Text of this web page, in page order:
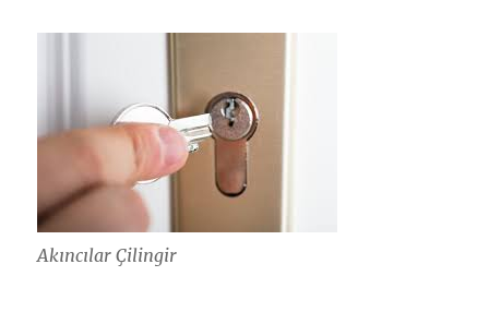
Akıncılar Çilingir